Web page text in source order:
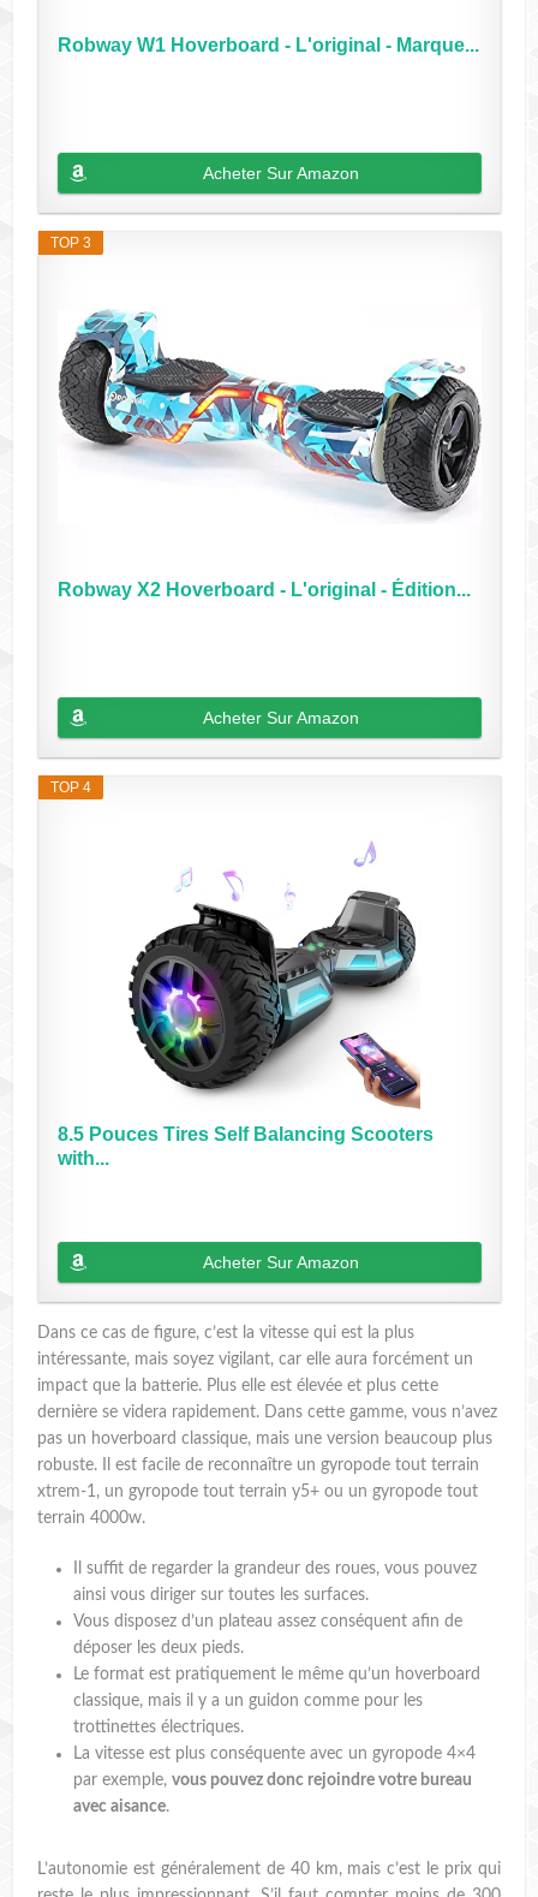
Robway W1 Hoverboard - L'original - Marque...
Acheter Sur Amazon
TOP 3
Robway X2 Hoverboard - L'original - Édition...
Acheter Sur Amazon
TOP 4
8.5 Pouces Tires Self Balancing Scooters
with...
Acheter Sur Amazon
Dans ce cas de figure, c’est la vitesse qui est la plus
intéressante, mais soyez vigilant, car elle aura forcément un
impact que la batterie. Plus elle est élevée et plus cette
dernière se videra rapidement. Dans cette gamme, vous n’avez
pas un hoverboard classique, mais une version beaucoup plus
robuste. Il est facile de reconnaître un gyropode tout terrain
xtrem-1, un gyropode tout terrain y5+ ou un gyropode tout
terrain 4000w.
Il suffit de regarder la grandeur des roues, vous pouvez
ainsi vous diriger sur toutes les surfaces.
Vous disposez d’un plateau assez conséquent afin de
déposer les deux pieds.
Le format est pratiquement le même qu’un hoverboard
classique, mais il y a un guidon comme pour les
trottinettes électriques.
La vitesse est plus conséquente avec un gyropode 4×4
par exemple,vous pouvez donc rejoindre votre bureau
avec aisance.
L’autonomie est généralement de 40 km, mais c’est le prix qui